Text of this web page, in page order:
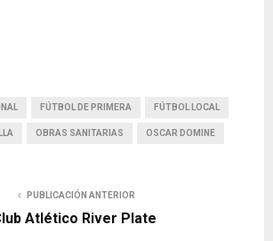
FÚTBOL DE PRIMERA FÚTBOL LOCAL
OBRAS SANITARIAS OSCAR DOMINE
PUBLICACIÓN ANTERIOR
Atlético River Plate